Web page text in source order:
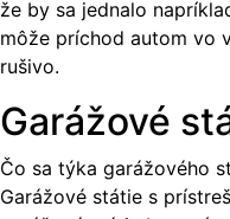
že by sa jednalo
môže príchod autom vo
rušivo.
Garážové
Čo sa týka garážového
Garážové státie s